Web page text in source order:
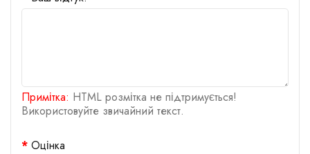
Примітка: HTML розмітка не підтримується!
Використовуйте звичайний текст.
Оцінка